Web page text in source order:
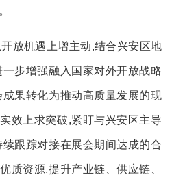
放机遇上增主动,结合兴安区地
步增强融入国家对外开放战略
果转化为推动高质量发展的现
效上求突破,紧盯与兴安区主导
跟踪对接在展会期间达成的合
质资源,提升产业链、供应链、